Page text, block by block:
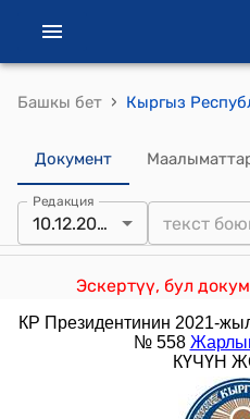
Башкы бет ›
Документ
Редакция
10.12.2021
Эскертүү, бул